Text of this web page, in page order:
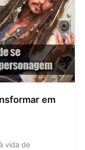
em
vida de